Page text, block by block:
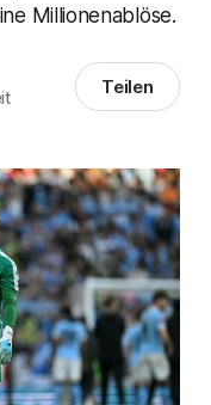
Millionenablöse.
Teilen